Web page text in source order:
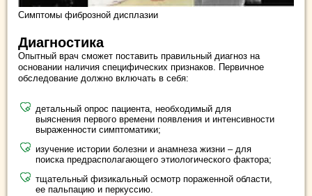
Симптомы фиброзной дисплазии
Диагностика
Опытный врач сможет поставить правильный диагноз на
основании наличия специфических признаков. Первичное
обследование должно включать в себя:
детальный опрос пациента, необходимый для
выяснения первого времени появления и интенсивности
выраженности симптоматики;
изучение истории болезни и анамнеза жизни – для
поиска предрасполагающего этиологического фактора;
тщательный физикальный осмотр пораженной области,
ее пальпацию и перкуссию.